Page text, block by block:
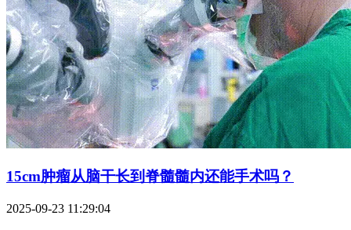
15cm肿瘤从脑干长到脊髓髓内还能手术吗？
2025-09-23 11:29:04